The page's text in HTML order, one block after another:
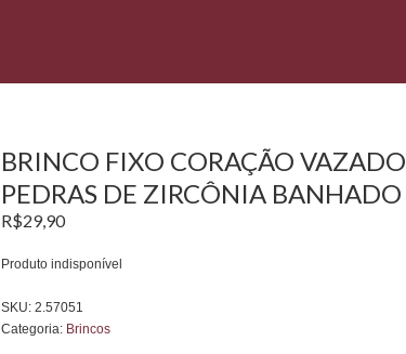
BRINCO FIXO CORAÇÃO
PEDRAS DE ZIRCÔNIA
R$29,90
Produto indisponível
SKU:2.57051
Categoria: Brincos